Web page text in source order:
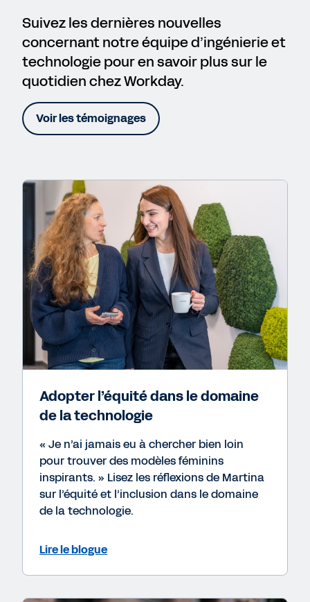
Suivez les dernières nouvelles
concernant notre équipe d’ingénierie et
technologie pour en savoir plus sur le
quotidien chez Workday.
Voir les témoignages
Adopter l’équité dans le domaine
de la technologie
« Je n’ai jamais eu à chercher bien loin
pour trouver des modèles féminins
inspirants. » Lisez les réflexions de Martina
sur l’équité et l’inclusion dans le domaine
de la technologie.
Lire le blogue